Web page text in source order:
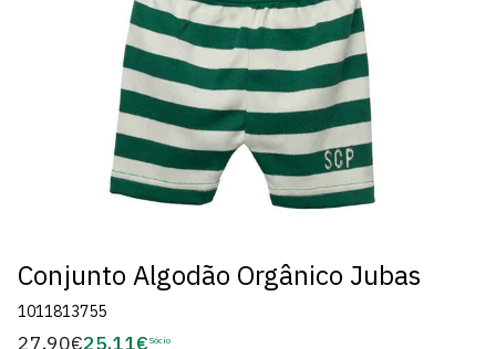
Conjunto Algodão Orgânico Jubas
1011813755
Preço
27,90€25,11€ Sócio